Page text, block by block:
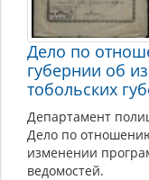
Дело по
губернии об
тобольских
Департамент
Дело по
изменении
ведомостей.